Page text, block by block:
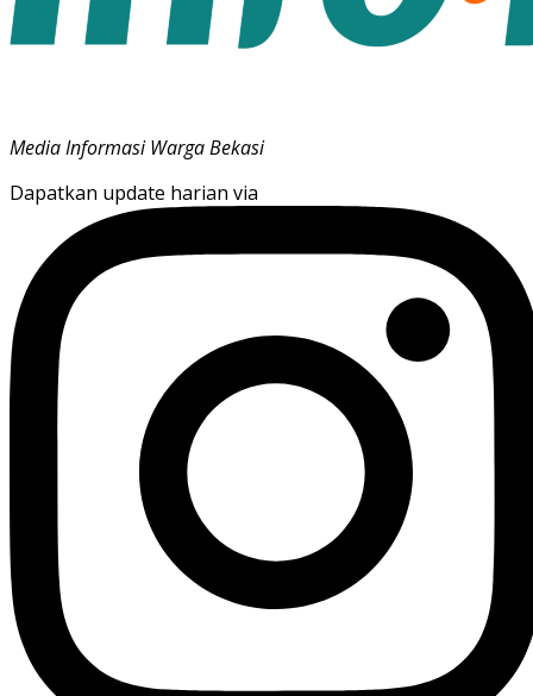
Media Informasi Warga Bekasi
Dapatkan update harian via